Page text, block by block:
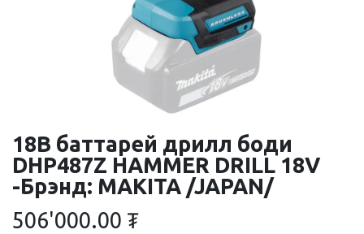
18В баттарей дрилл боди
DHP487Z HAMMER DRILL 18V
-Брэнд: MAKITA /JAPAN/
506'000.00 ₮